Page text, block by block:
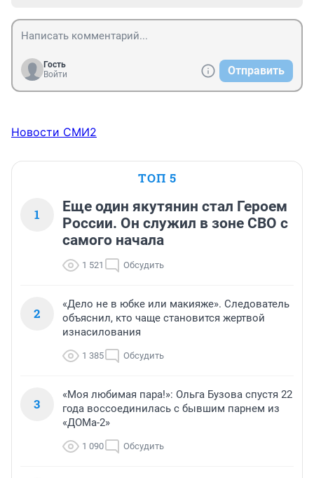
Гость
Войти
Отправить
Новости СМИ2
ТОП 5
1
Еще один якутянин стал Героем
России. Он служил в зоне СВО с
самого начала
1 521 Обсудить
2
«Дело не в юбке или макияже». Следователь
объяснил, кто чаще становится жертвой
изнасилования
1 385 Обсудить
3
«Моя любимая пара!»: Ольга Бузова спустя 22
года воссоединилась с бывшим парнем из
«ДОМа-2»
1 090 Обсудить